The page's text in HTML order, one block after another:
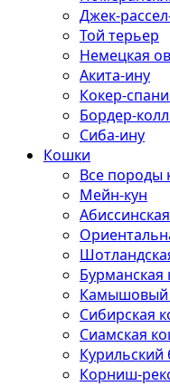
Джек-
Той терьер
Немецкая
Акита-ину
Кокер-
Бордер-
Сиба-ину
Кошки
Все породы
Мейн-кун
Бурманская
Камышовый
Сибирская
Сиамская
Курильский
Корниш-